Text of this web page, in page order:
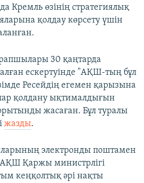
Кремль өзінің стратегиялық
қолдау көрсету үшін
30 қаңтарда
ескертуінде "АҚШ-тың бұл
Ресейдің егемен қарызына
қолдану ықтималдығын
жасаған. Бұл туралы
жазды.
электронды поштамен
АҚШ Қаржы министрлігі
кеңқолтық әрі нақты